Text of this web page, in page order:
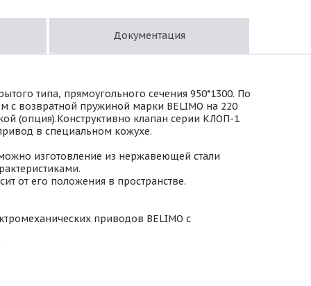
Документация
типа, прямоугольного сечения 950*1300. По
с возвратной пружиной марки BELIMO на 220
(опция).Конструктивно клапан серии КЛОП-1
в специальном кожухе.
изготовление из нержавеющей стали
от его положения в пространстве.
приводов BELIMO с